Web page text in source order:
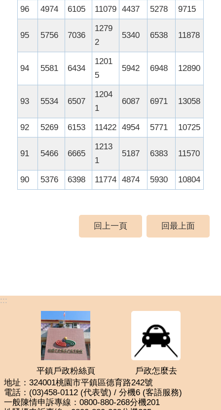
96 4974 6105 11079 4437 5278 9715
95 5756 7036
1279
2
5340 6538 11878
94 5581 6434
1201
5
5942 6948 12890
93 5534 6507
1204
1
6087 6971 13058
92 5269 6153 11422 4954 5771 10725
91 5466 6665
1213
1
5187 6383 11570
90 5376 6398 11774 4874 5930 10804
回上一頁 回最上面
:::
平鎮戶政粉絲頁
戶政怎麼去
地址：324001桃園市平鎮區德育路242號
電話：(03)458-0112 (代表號) / 分機6 (客語服務)
一般陳情申訴專線：0800-880-268分機201